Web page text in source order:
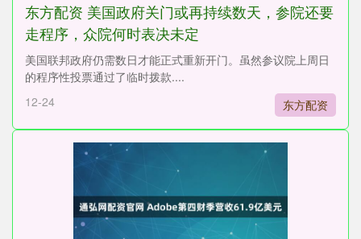
东方配资 美国政府关门或再持续数天，参院还要
走程序，众院何时表决未定
美国联邦政府仍需数日才能正式重新开门。虽然参议院上周日
的程序性投票通过了临时拨款....
12-24
东方配资